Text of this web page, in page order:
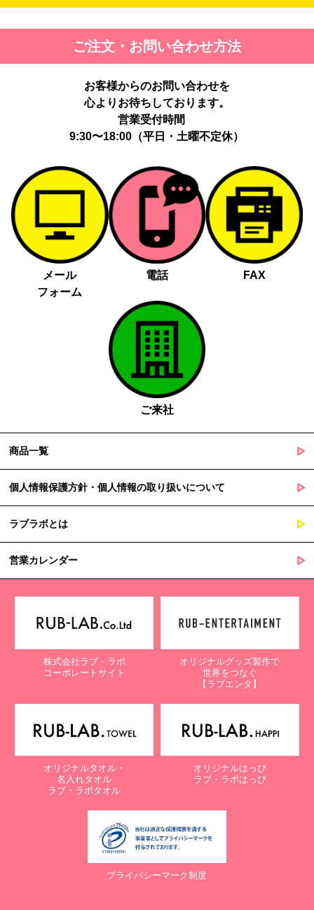
第三者に提供する目的：パーソナライズ広告配信および効果測定・
動履歴、IP、ブラウザ・端末情報、（同意時）メールアドレス等の
よる安全な電送、又は管理コンソールからの連携。
提供先：広告配信事業者（例：Google LLC等）。
個人情報の取り扱いに関する契約：提供先と個人情報取扱い契約
（目的外利用禁止、再提供制限、安全管理措置等）を締結していま
お客様の個人情報は、以下掲げる場合以外に、事前にご本人の同意
無く第三者に提供することはありません。
法令に基づく場合
人の生命、身体又は財産の保護にために必要がある場合であっ
て、本人の同意を得る事が困難であるとき
公衆衛生の向上又は児童の健全な育成の推進のために特に必要
がある場合であって、本人の同意を得る事が困難であるとき
国の機関若しくは地方公共団体又はその委託を受けた者が法令
の定める事務を遂行することに対して協力する必要がある場合
であって、本人の同意を得ることによって当該事務の遂行に支
障を及ぼすおそれがあるとき
５. 個人情報の取扱業務の委託
場合があります。
その際、弊社は、個人情報を適切に保護できる管理体制を敷き実行
正等、利用停止等の請求
当社は、ご本人様からの求めに応じ、当社が保有するご本人の個人
情報の利用目的の通知、開示、訂正・追加・削除、利用停止・消去
または第三者提供の停止等のご請求を受けた場合は速やかに対応い
【個人情報保護に関するお問合せ先】
株式会社ラブ・ラボ
電話：087-847-2000
電子メール：info@rub-lab.com
【認定個人情報保護団体の名称及び、苦情の解決の申出先】
一般財団法人日本情報経済社会推進協会
〒106-0032 東京都港区六本木一丁目9番9号 六本木ファースト
ビル内
電話：03-5860-7565 / 0120-700-779
７. 個人情報の提供の任意性と提供されない場合に起こりうる影響
お客様がご自身の個人情報を弊社に提供されるか否かは、お客様の
ご判断によりますが、もしご提供されない場合には、適切なサービ
スが提供できない場合がありますので予めご了承ください。
ご注文・お問い合わせ方法
お客様からのお問い合わせを
心よりお待ちしております。
営業受付時間
9:30〜18:00（平日・土曜不定休）
メール
フォーム
電話 FAX
ご来社
商品一覧
個人情報保護方針・個人情報の取り扱いについて
ラブラボとは
営業カレンダー
株式会社ラブ・ラボ
コーポレートサイト
オリジナルグッズ製作で
世界をつなぐ
【ラブエンタ】
オリジナルタオル・
名入れタオル
ラブ・ラボタオル
オリジナルはっぴ
ラブ・ラボはっぴ
プライバシーマーク制度